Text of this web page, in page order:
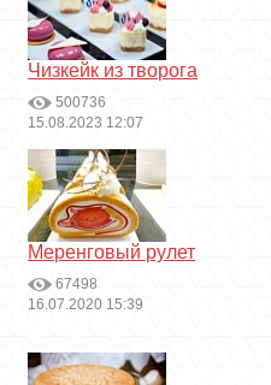
Чизкейк из творога
500736
15.08.2023 12:07
Меренговый рулет
67498
16.07.2020 15:39